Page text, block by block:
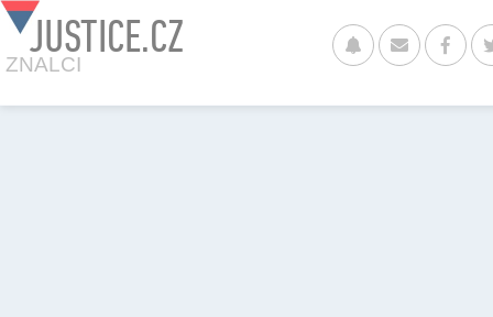
JUSTICE.CZ
ZNALCI